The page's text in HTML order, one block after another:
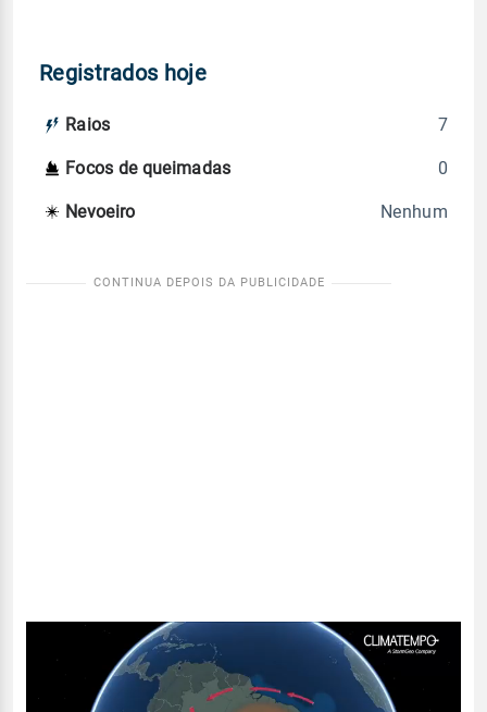
Registrados hoje
Raios 7
Focos de queimadas 0
Nevoeiro Nenhum